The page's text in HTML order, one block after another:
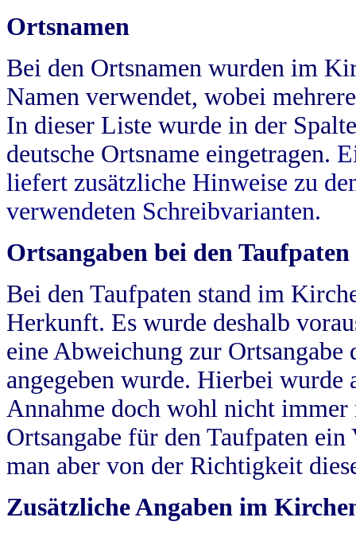
Ortsnamen
Bei den Ortsnamen wurden im
Namen verwendet, wobei
In dieser Liste wurde in der
deutsche Ortsname eingetragen.
liefert zusätzliche Hinweise zu
verwendeten Schreibvarianten.
Ortsangaben bei den Taufpaten
Bei den Taufpaten stand im
Herkunft. Es wurde deshalb
eine Abweichung zur
angegeben wurde. Hierbei wurde
Annahme doch wohl nicht
Ortsangabe für den Taufpaten
man aber von der Richtigkeit
Zusätzliche Angaben im